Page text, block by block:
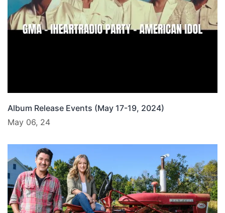
Album Release Events (May 17-19, 2024)
May 06, 24